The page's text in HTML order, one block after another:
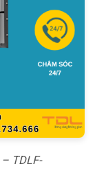
TDLF-